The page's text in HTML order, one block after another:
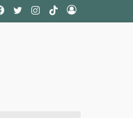
Acceso
TikTok
Instagram
Twitter
Facebook